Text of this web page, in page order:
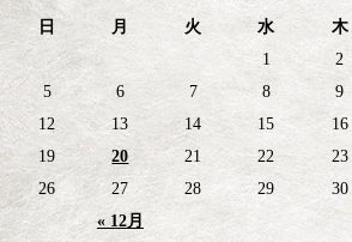
日 月 火 水 木
« 12月
1 2
5
6 7 8 9
12
13 14 15 16
19
20 21 22 23
26
27 28 29 30